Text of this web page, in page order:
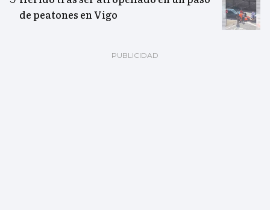
de peatones en Vigo